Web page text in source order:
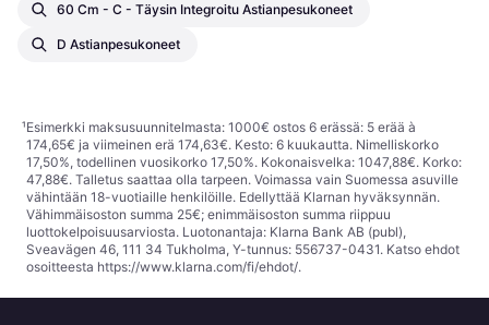
60 Cm - C - Täysin Integroitu Astianpesukoneet
D Astianpesukoneet
¹Esimerkki maksusuunnitelmasta: 1000€ ostos 6 erässä: 5 erää à
174,65€ ja viimeinen erä 174,63€. Kesto: 6 kuukautta. Nimelliskorko
17,50%, todellinen vuosikorko 17,50%. Kokonaisvelka: 1047,88€. Korko:
47,88€. Talletus saattaa olla tarpeen. Voimassa vain Suomessa asuville
vähintään 18-vuotiaille henkilöille. Edellyttää Klarnan hyväksynnän.
Vähimmäisoston summa 25€; enimmäisoston summa riippuu
luottokelpoisuusarviosta. Luotonantaja: Klarna Bank AB (publ),
Sveavägen 46, 111 34 Tukholma, Y-tunnus: 556737-0431. Katso ehdot
osoitteesta https://www.klarna.com/fi/ehdot/.